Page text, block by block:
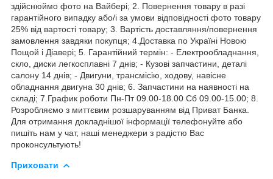
здійснюймо фото на Вайбері; 2. Повернення товару в разі
гарантійного випадку або/і за умови відповідності фото товару
25% від вартості товару; 3. Вартість доставляння/повернення
замовлення завдяки покупця; 4.Доставка по Україні Новою
Пощой і Діавері; 5. Гарантійний термін: - Електрообладнання,
скло, диски легкосплавні 7 днів; - Кузові запчастини, деталі
салону 14 днів; - Двигуни, трансмісію, ходову, навісне
обладнання двигуна 30 днів; 6. Запчастини на наявності на
складі; 7.График роботи Пн-Пт 09.00-18.00 Сб 09.00-15.00; 8.
Розробляємо з миттєвим розшаруванням від Приват Банка.
Для отримання докладнішої інформації телефонуйте або
пишіть нам у чат, наші менеджери з радістю Вас
проконсультують!
Приховати